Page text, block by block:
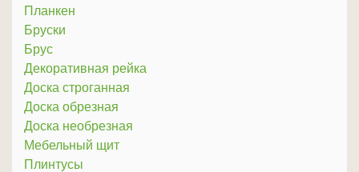
Планкен
Бруски
Брус
Декоративная рейка
Доска строганная
Доска обрезная
Доска необрезная
Мебельный щит
Плинтусы